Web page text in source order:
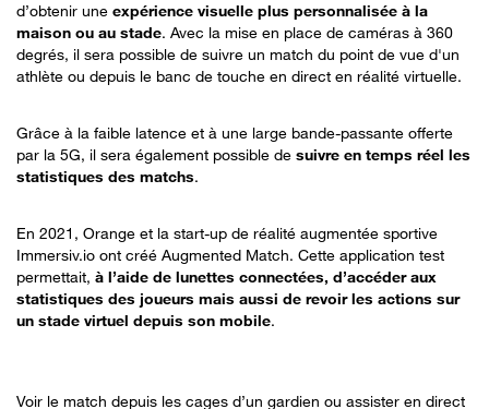
d’obtenir une expérience visuelle plus personnalisée à la
maison ou au stade. Avec la mise en place de caméras à 360
degrés, il sera possible de suivre un match du point de vue d'un
athlète ou depuis le banc de touche en direct en réalité virtuelle.
Grâce à la faible latence et à une large bande-passante offerte
par la 5G, il sera également possible de suivre en temps réel les
statistiques des matchs.
En 2021, Orange et la start-up de réalité augmentée sportive
Immersiv.io ont créé Augmented Match. Cette application test
permettait, à l’aide de lunettes connectées, d’accéder aux
statistiques des joueurs mais aussi de revoir les actions sur
un stade virtuel depuis son mobile.
Voir le match depuis les cages d’un gardien ou assister en direct